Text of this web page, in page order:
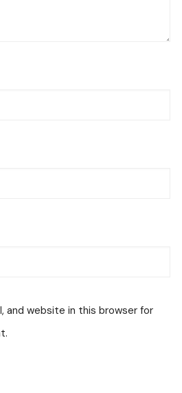
and website in this browser for